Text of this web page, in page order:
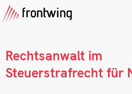
Rechtsanwalt im
Steuerstrafrecht für